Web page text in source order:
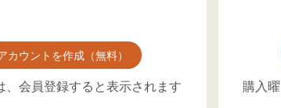
カウントを作成（無料）
、会員登録すると表示されます 購入